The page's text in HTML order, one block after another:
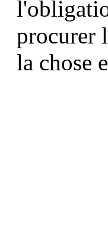
procurer
la chose